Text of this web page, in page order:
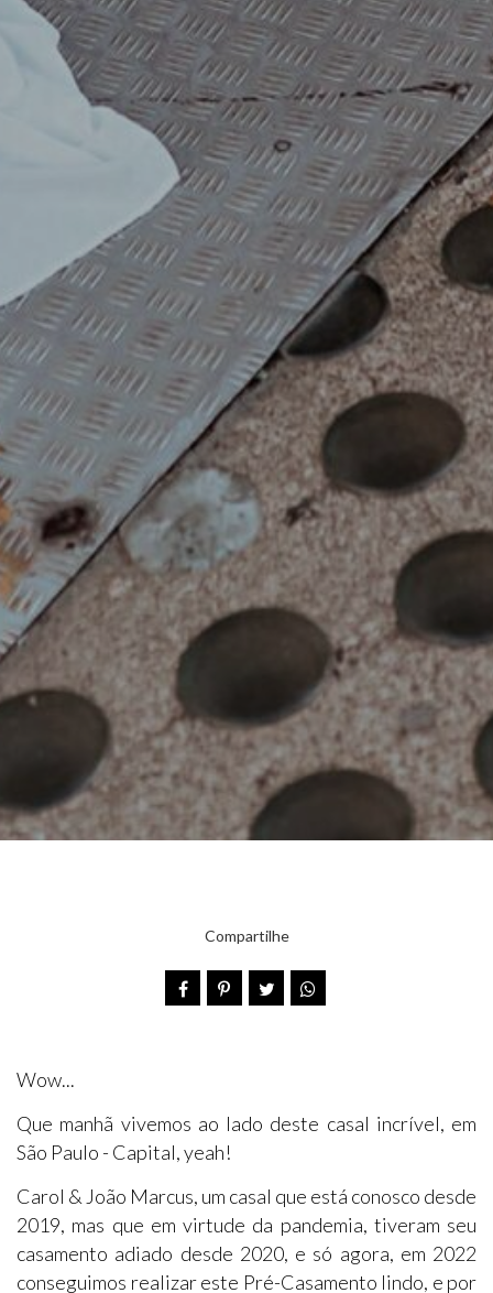
Compartilhe
Wow...
Que manhã vivemos ao lado deste casal incrível, em
São Paulo - Capital, yeah!
Carol & João Marcus, um casal que está conosco desde
2019, mas que em virtude da pandemia, tiveram seu
casamento adiado desde 2020, e só agora, em 2022
conseguimos realizar este Pré-Casamento lindo, e por